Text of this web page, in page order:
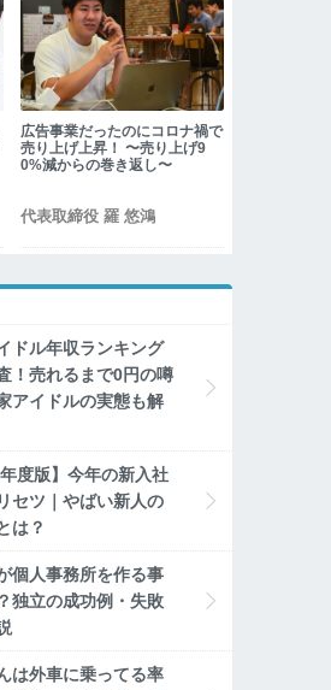
広告事業だったのにコロナ禍で
売り上げ上昇！ 〜売り上げ9
0%減からの巻き返し〜
代表取締役 羅 悠鴻
ドル年収ランキング
！売れるまで0円の噂
アイドルの実態も解
年度版】今年の新入社
セツ｜やばい新人の
は？
個人事務所を作る事
独立の成功例・失敗
は外車に乗ってる率